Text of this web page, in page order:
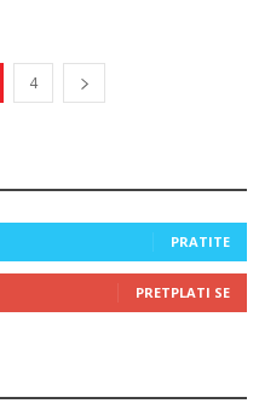
4
PRATITE
PRETPLATI SE